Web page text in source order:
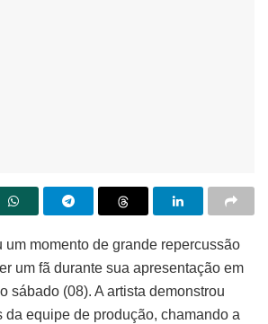
um momento de grande repercussão
um fã durante sua apresentação em
sábado (08). A artista demonstrou
da equipe de produção, chamando a